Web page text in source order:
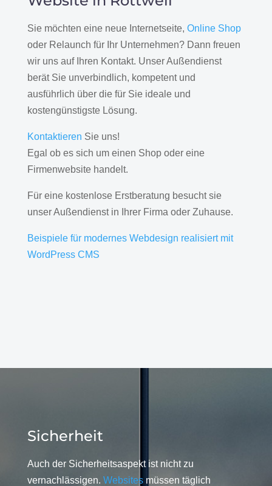
Sie möchten eine neue Internetseite, Online Shop
oder Relaunch für Ihr Unternehmen? Dann freuen
wir uns auf Ihren Kontakt. Unser Außendienst
berät Sie unverbindlich, kompetent und
ausführlich über die für Sie ideale und
kostengünstigste Lösung.
Kontaktieren Sie uns!
Egal ob es sich um einen Shop oder eine
Firmenwebsite handelt.
Für eine kostenlose Erstberatung besucht sie
unser Außendienst in Ihrer Firma oder Zuhause.
Beispiele für modernes Webdesign realisiert mit
WordPress CMS
Sicherheit
Auch der Sicherheitsaspekt ist nicht zu
vernachlässigen. Websitesmüssen täglich